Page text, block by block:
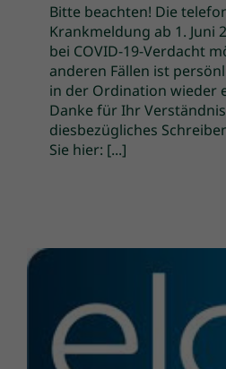
Bitte beachten! Die
Krankmeldung ab 1. Juni
bei COVID-19-Verdacht
anderen Fällen ist
in der Ordination wieder
Danke für Ihr
diesbezügliches
Sie hier: [...]